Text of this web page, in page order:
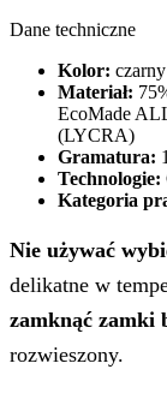
Dane techniczne
Kolor: czarny
Materiał:
EcoMade
(LYCRA)
Gramatura:
Technologie:
Kategoria
Nie używać
delikatne w
zamknąć zamki
rozwieszony.